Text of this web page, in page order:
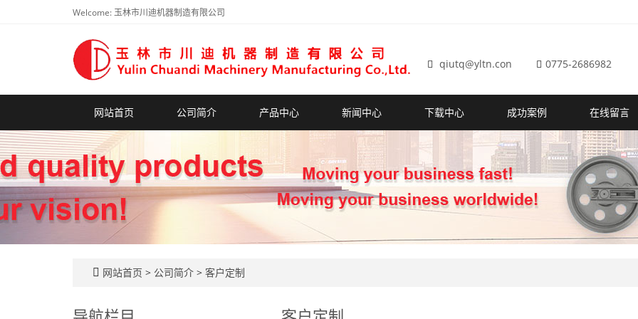
Welcome: 玉林市川迪机器制造有限公司
qiutq@yltn.con 0775-2686982
网站首页 公司简介 产品中心 新闻中心 下载中心 成功案例 在线留言
网站首页 > 公司简介 > 客户定制